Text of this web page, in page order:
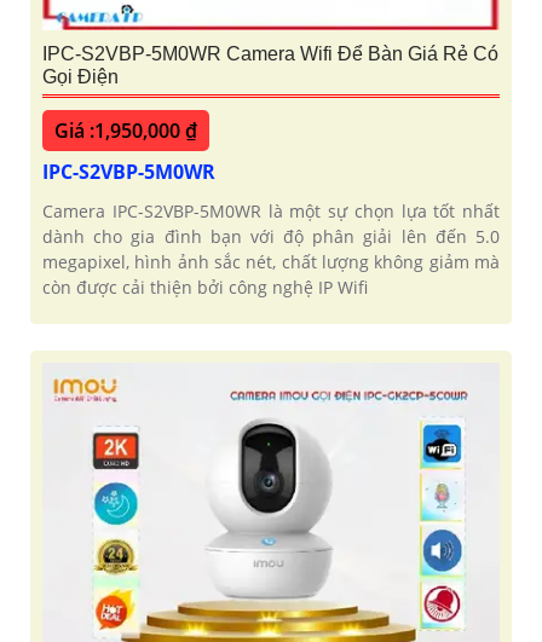
IPC-S2VBP-5M0WR Camera Wifi Để Bàn Giá Rẻ Có
Gọi Điện
Giá :1,950,000 ₫
IPC-S2VBP-5M0WR
Camera IPC-S2VBP-5M0WR là một sự chọn lựa tốt nhất
dành cho gia đình bạn với độ phân giải lên đến 5.0
megapixel, hình ảnh sắc nét, chất lượng không giảm mà
còn được cải thiện bởi công nghệ IP Wifi